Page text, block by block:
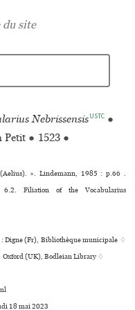
NebrissensisUSTC ●
Petit ● 1523 ●
». Lindemann, 1985 : p.66 .
Filiation of the Vocabularius
: Digne (Fr), Bibliothèque muni­ci­pale ♢
(UK), Bodleian Library ♢
18 mai 2023